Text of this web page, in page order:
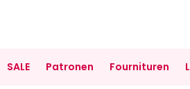
SALE Patronen Fournituren